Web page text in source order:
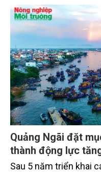
Quảng Ngãi đặt
thành động lực
Sau 5 năm triển khai